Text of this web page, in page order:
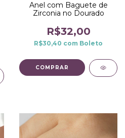
Anel com Baguete de
Zirconia no Dourado
R$32,00
R$30,40 com Boleto
COMPRAR